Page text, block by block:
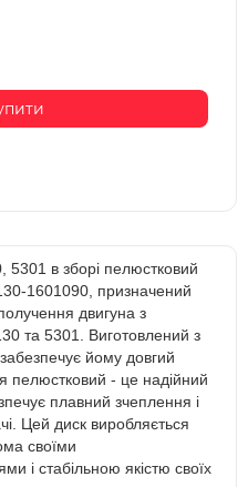
5301 в зборі пелюстковий
1601090, призначений
двигуна з
та 5301. Виготовлений з
йому довгий
пелюстковий - це надійний
плавний зчеплення і
Цей диск виробляється
своїми
і стабільною якістю своїх